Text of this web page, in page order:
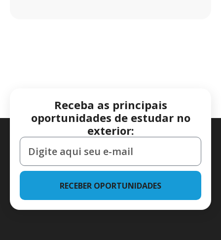
Receba as principais
oportunidades de estudar no
exterior:
RECEBER OPORTUNIDADES